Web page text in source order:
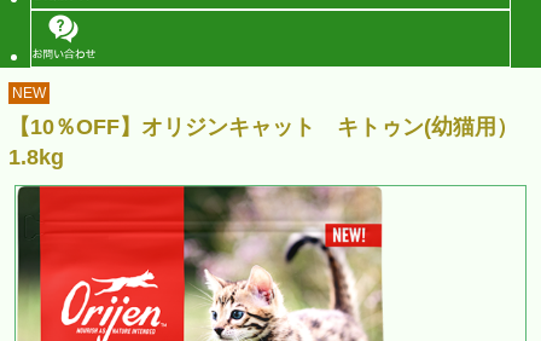
NEW
【10％OFF】オリジンキャット キトゥン(幼猫用）
1.8kg